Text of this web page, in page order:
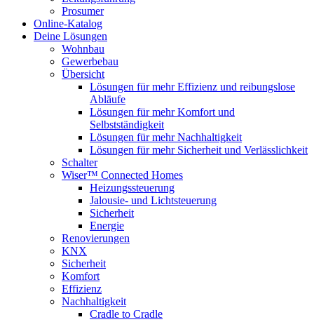
Prosumer
Online-Katalog
Deine Lösungen
Wohnbau
Gewerbebau
Übersicht
Lösungen für mehr Effizienz und reibungslose
Abläufe
Lösungen für mehr Komfort und
Selbstständigkeit
Lösungen für mehr Nachhaltigkeit
Lösungen für mehr Sicherheit und Verlässlichkeit
Schalter
Wiser™ Connected Homes
Heizungssteuerung
Jalousie- und Lichtsteuerung
Sicherheit
Energie
Renovierungen
KNX
Sicherheit
Komfort
Effizienz
Nachhaltigkeit
Cradle to Cradle